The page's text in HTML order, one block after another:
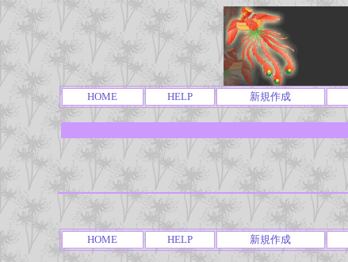
HOME HELP 新規作成
HOME HELP 新規作成